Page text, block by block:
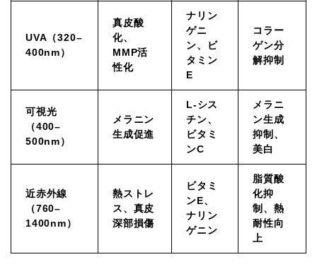
UVA（320–
400nm）
真皮酸
化、
MMP活
性化
ナリン
ゲニ
ン、ビ
タミン
E
コラー
ゲン分
解抑制
可視光
（400–
500nm）
メラニン
生成促進
L-シス
チン、
ビタミ
ンC
メラニ
ン生成
抑制、
美白
近赤外線
（760–
1400nm）
熱ストレ
ス、真皮
深部損傷
ビタミ
ンE、
ナリン
ゲニン
脂質酸
化抑
制、熱
耐性向
上